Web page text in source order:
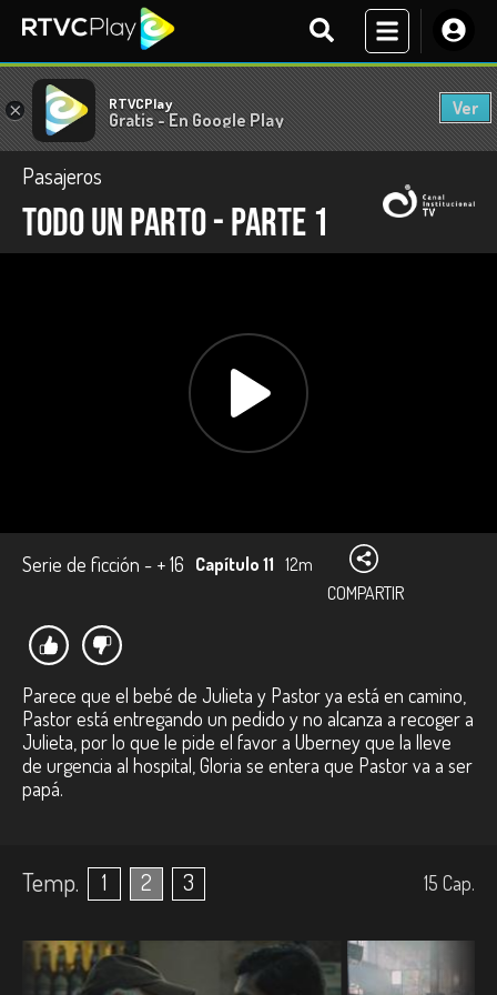
× RTVCPlay
Gratis - En Google Play
Ver
Pasajeros
Todo un parto - Parte 1
Serie de ficción - + 16 Capítulo 11 12m
COMPARTIR
Parece que el bebé de Julieta y Pastor ya está en camino,
Pastor está entregando un pedido y no alcanza a recoger a
Julieta, por lo que le pide el favor a Uberney que la lleve
de urgencia al hospital, Gloria se entera que Pastor va a ser
papá.
Temp. 1 2 3 15 Cap.